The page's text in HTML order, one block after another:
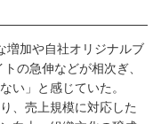
増加や自社オリジナルブ
の急伸などが相次ぎ、
い」と感じていた。
、売上規模に対応した